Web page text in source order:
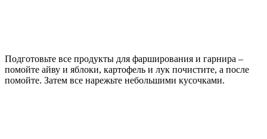
Подготовьте все продукты для фарширования и гарнира –
помойте айву и яблоки, картофель и лук почистите, а после
помойте. Затем все нарежьте небольшими кусочками.